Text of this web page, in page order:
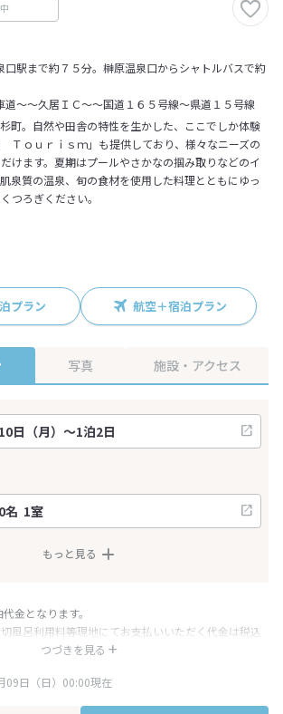
口駅まで約７５分。榊原温泉口からシャトルバスで約
～～久居ＩＣ～～国道１６５号線～県道１５号線
町。自然や田舎の特性を生かした、ここでしか体験
Ｔｏｕｒｉｓｍ」も提供しており、様々なニーズの
けます。夏期はプールやさかなの掴み取りなどのイ
泉質の温泉、旬の食材を使用した料理とともにゆっ
つろぎください。
プラン 航空＋宿泊プラン
写真 施設・アクセス
もっと見る
つづきを見る
金となります。
風呂利用料等現地にてお支払いいただく代金は税込
費税増税に伴い代金が一部変更となる場合がござい
金・プラン内容は一定時間ごとに更新されます。最
09日（日）00:00現在